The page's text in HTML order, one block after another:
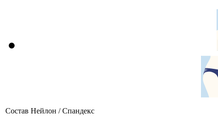
Состав Нейлон / Спандекс